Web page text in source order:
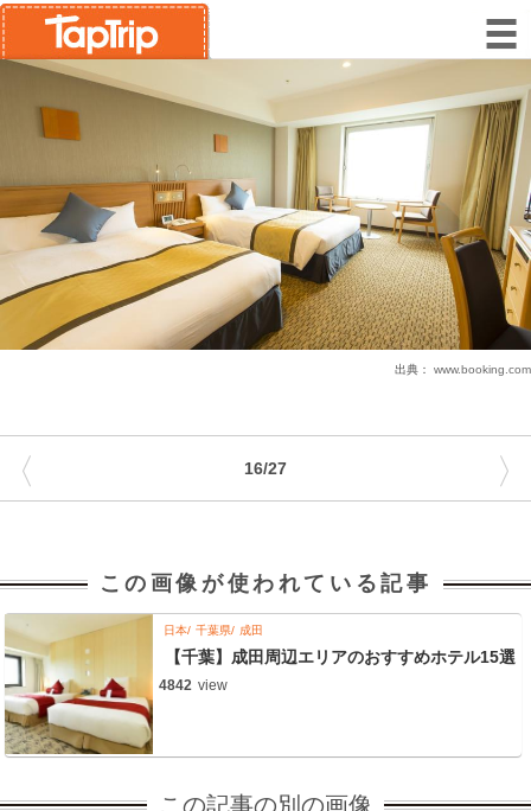
出典： www.booking.com
16/27
〈 〉
この画像が使われている記事
日本 千葉県 成田
【千葉】成田周辺エリアのおすすめホテル15選
4842 view
この記事の別の画像